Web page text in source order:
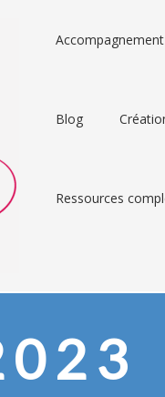
Accompagnement
Blog
Ressources